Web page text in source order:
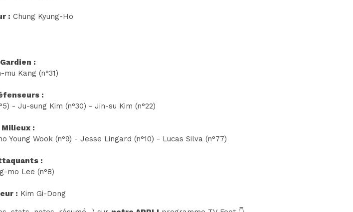
: Chung Kyung-Ho
Gardien :
mu Kang (n°31)
:
- Ju-sung Kim (n°30) - Jin-su Kim (n°22)
Milieux :
Young Wook (n°9) - Jesse Lingard (n°10) - Lucas Silva (n°77)
:
mo Lee (n°8)
: Kim Gi-Dong